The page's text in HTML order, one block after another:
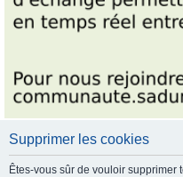
Supprimer les cookies
Êtes-vous sûr de vouloir supprimer